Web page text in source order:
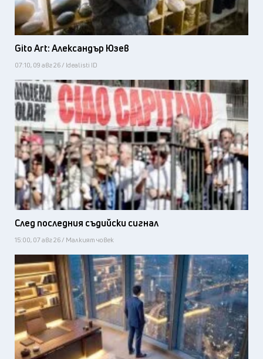
Gito Art: Александър Юзев
07:10, 09 авг 26 / Idealisti ID
След последния съдийски сигнал
15:00, 07 авг 26 / Малкият човек